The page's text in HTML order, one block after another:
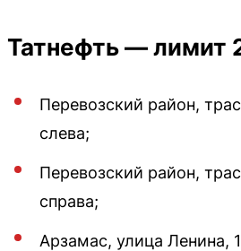
Татнефть — лимит
Перевозский район,
слева;
Перевозский район,
справа;
Арзамас, улица Ленина,